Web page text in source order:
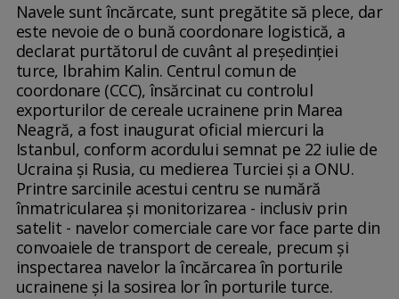
Navele sunt încărcate, sunt pregătite să plece, dar
este nevoie de o bună coordonare logistică, a
declarat purtătorul de cuvânt al preşedinţiei
turce, Ibrahim Kalin. Centrul comun de
coordonare (CCC), însărcinat cu controlul
exporturilor de cereale ucrainene prin Marea
Neagră, a fost inaugurat oficial miercuri la
Istanbul, conform acordului semnat pe 22 iulie de
Ucraina şi Rusia, cu medierea Turciei şi a ONU.
Printre sarcinile acestui centru se numără
înmatricularea şi monitorizarea - inclusiv prin
satelit - navelor comerciale care vor face parte din
convoaiele de transport de cereale, precum şi
inspectarea navelor la încărcarea în porturile
ucrainene şi la sosirea lor în porturile turce.